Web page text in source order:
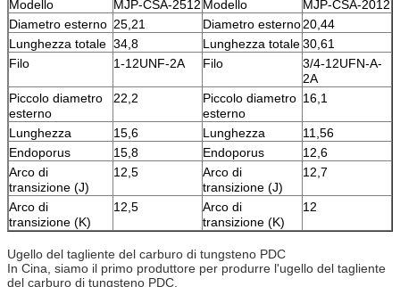
Modello MJP-CSA-2512 Modello
MJP-CSA-2012
Diametro esterno 25,21 Diametro esterno20,44
Lunghezza totale 34,8 Lunghezza totale30,61
Filo
1-12UNF-2A Filo
3/4-12UFN-A-
2A
Piccolo diametro
esterno
22,2
Piccolo diametro
esterno
16,1
Lunghezza 15,6 Lunghezza
11,56
Endoporus
15,8 Endoporus
12,6
Arco di
transizione (J)
12,5
Arco di
transizione (J)
12,7
Arco di
transizione (K)
12,5
Arco di
transizione (K)
12
Ugello del tagliente del carburo di tungsteno PDC
In Cina, siamo il primo produttore per produrre l'ugello del tagliente
del carburo di tungsteno PDC.